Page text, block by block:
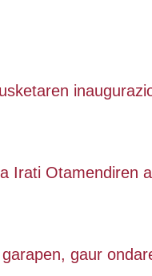
Irati Otamendiren
gaur